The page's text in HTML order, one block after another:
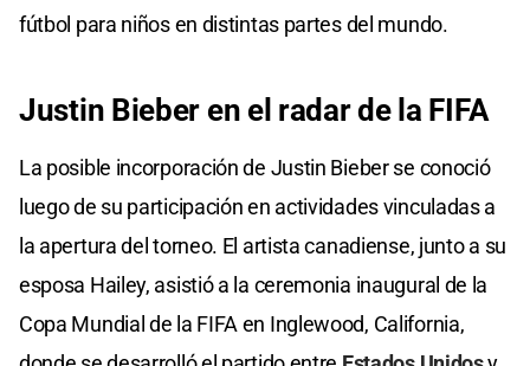
fútbol para niños en distintas partes del mundo.
Justin Bieber en el radarde la FIFA
La posible incorporación de Justin Bieber se conoció
luego de su participación en actividades vinculadas a
la apertura del torneo. El artista canadiense, junto a su
esposa Hailey, asistió a la ceremonia inaugural de la
Copa Mundial de la FIFA en Inglewood, California,